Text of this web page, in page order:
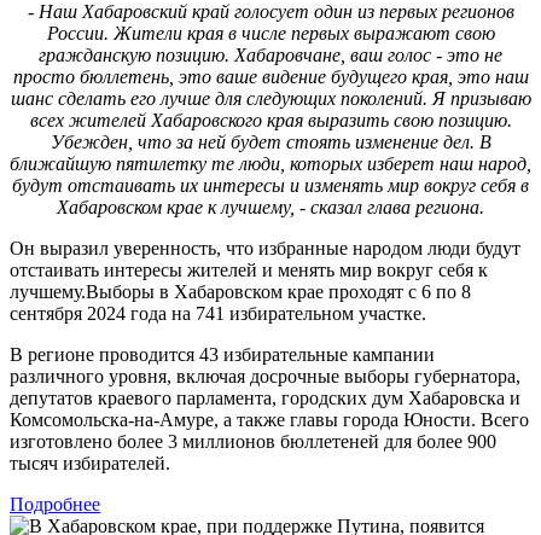
- Наш Хабаровский край голосует один из первых регионов
России. Жители края в числе первых выражают свою
гражданскую позицию. Хабаровчане, ваш голос - это не
просто бюллетень, это ваше видение будущего края, это наш
шанс сделать его лучше для следующих поколений. Я призываю
всех жителей Хабаровского края выразить свою позицию.
Убежден, что за ней будет стоять изменение дел. В
ближайшую пятилетку те люди, которых изберет наш народ,
будут отстаивать их интересы и изменять мир вокруг себя в
Хабаровском крае к лучшему, - сказал глава региона.
Он выразил уверенность, что избранные народом люди будут
отстаивать интересы жителей и менять мир вокруг себя к
лучшему.Выборы в Хабаровском крае проходят с 6 по 8
сентября 2024 года на 741 избирательном участке.
В регионе проводится 43 избирательные кампании
различного уровня, включая досрочные выборы губернатора,
депутатов краевого парламента, городских дум Хабаровска и
Комсомольска-на-Амуре, а также главы города Юности. Всего
изготовлено более 3 миллионов бюллетеней для более 900
тысяч избирателей.
Подробнее